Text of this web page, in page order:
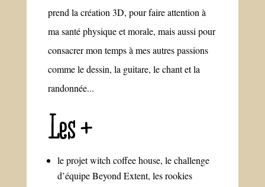
prend la création 3D, pour faire attention à
ma santé physique et morale, mais aussi pour
consacrer mon temps à mes autres passions
comme le dessin, la guitare, le chant et la
randonnée...
Les +
le projet witch coffee house, le challenge
d’équipe Beyond Extent, les rookies